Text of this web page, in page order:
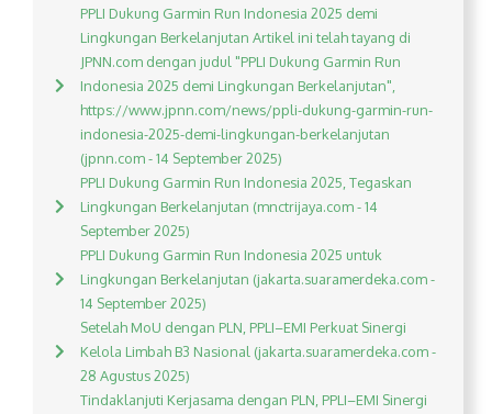
PPLI Dukung Garmin Run Indonesia 2025 demi
Lingkungan Berkelanjutan Artikel ini telah tayang di
JPNN.com dengan judul "PPLI Dukung Garmin Run
Indonesia 2025 demi Lingkungan Berkelanjutan",
https://www.jpnn.com/news/ppli-dukung-garmin-run-
indonesia-2025-demi-lingkungan-berkelanjutan
(jpnn.com - 14 September 2025)
PPLI Dukung Garmin Run Indonesia 2025, Tegaskan
Lingkungan Berkelanjutan (mnctrijaya.com - 14
September 2025)
PPLI Dukung Garmin Run Indonesia 2025 untuk
Lingkungan Berkelanjutan (jakarta.suaramerdeka.com -
14 September 2025)
Setelah MoU dengan PLN, PPLI–EMI Perkuat Sinergi
Kelola Limbah B3 Nasional (jakarta.suaramerdeka.com -
28 Agustus 2025)
Tindaklanjuti Kerjasama dengan PLN, PPLI–EMI Sinergi